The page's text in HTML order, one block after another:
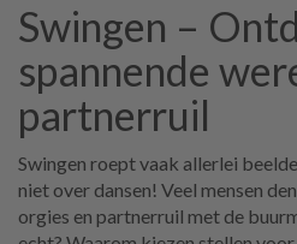
Swingen –
spannende
partnerruil
Swingen roept vaak allerlei
niet over dansen! Veel mensen
orgies en partnerruil met de